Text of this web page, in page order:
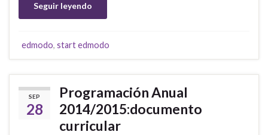
Seguir leyendo
edmodo, start edmodo
SEP
28
Programación Anual
2014/2015:documento
curricular